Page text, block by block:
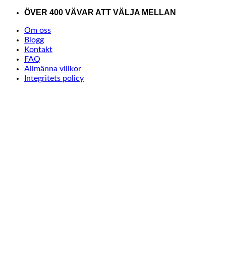
Skip
content
ÖVER 400 VÄVAR ATT VÄLJA MELLAN
Om oss
Blogg
Kontakt
FAQ
Allmänna villkor
Integritets policy